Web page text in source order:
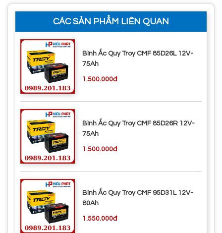
CÁC SẢN PHẨM LIÊN QUAN
Bình Ắc Quy Troy CMF 85D26L 12V-
75Ah
1.500.000đ
Bình Ắc Quy Troy CMF 85D26R 12V-
75Ah
1.500.000đ
Bình Ắc Quy Troy CMF 95D31L 12V-
80Ah
1.550.000đ